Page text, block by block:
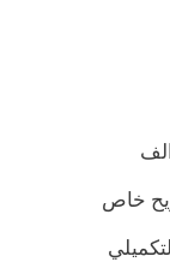
خاص